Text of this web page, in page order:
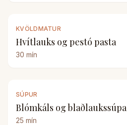
KVÖLDMATUR
Hvítlauks og pestó pasta
30 mín
SÚPUR
Blómkáls og blaðlaukssúpa
25 mín